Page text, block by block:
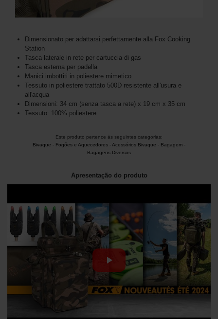
Dimensionato per adattarsi perfettamente alla Fox Cooking
Station
Tasca laterale in rete per cartuccia di gas
Tasca esterna per padella
Manici imbottiti in poliestere mimetico
Tessuto in poliestere trattato 500D resistente all'usura e
all'acqua
Dimensioni: 34 cm (senza tasca a rete) x 19 cm x 35 cm
Tessuto: 100% poliestere
Este produto pertence às seguintes categorias:
Bivaque - Fogões e Aquecedores -Acessórios Bivaque - Bagagem -
Bagagens Diversos
Apresentação do produto